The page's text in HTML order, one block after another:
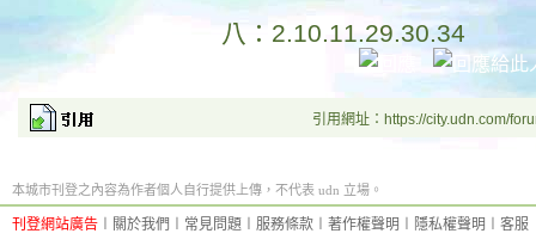
八：2.10.11.29.30.34
引用網址：https://city.udn.com/
本城市刊登之內容為作者個人自行提供上傳，不代表 udn 立場。
刊登網站廣告 關於我們 常見問題 服務條款 著作權聲明 隱私權聲明 客服